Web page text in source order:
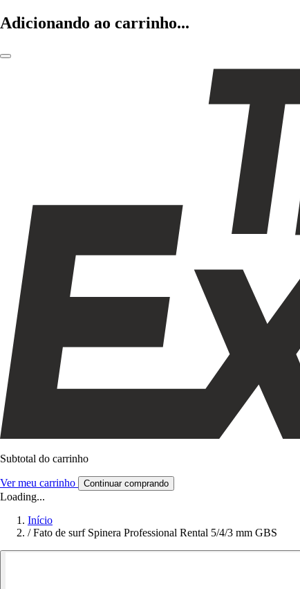
Adicionando ao carrinho...
Subtotal do carrinho
Ver meu carrinho Continuar comprando
Loading...
Início
/ Fato de surf Spinera Professional Rental 5/4/3 mm GBS